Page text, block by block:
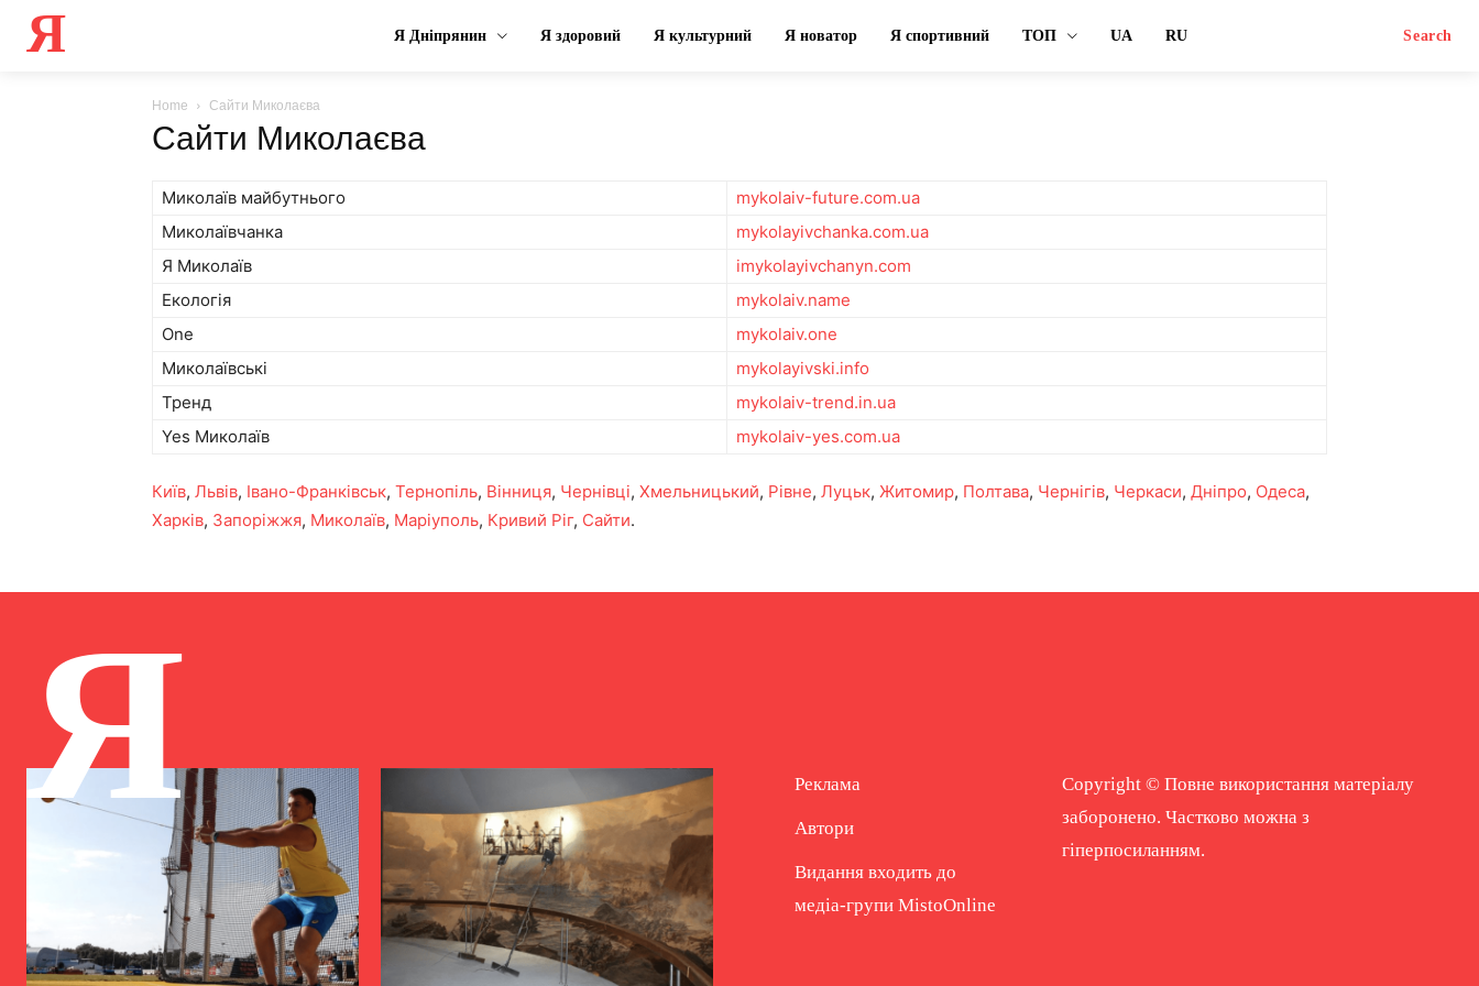
Я Я Дніпрянин Я здоровий Я культурний Я новатор Я спортивний ТОП UA RU Search
Home Сайти Миколаєва
Сайти Миколаєва
Миколаїв майбутнього
mykolaiv-future.com.ua
Миколаївчанка
mykolayivchanka.com.ua
Я Миколаїв
imykolayivchanyn.com
Екологія
mykolaiv.name
One
mykolaiv.one
Миколаївські
mykolayivski.info
Тренд
mykolaiv-trend.in.ua
Yes Миколаїв
mykolaiv-yes.com.ua
Київ, Львів, Івано-Франківськ, Тернопіль, Вінниця, Чернівці, Хмельницький, Рівне, Луцьк, Житомир, Полтава, Чернігів, Черкаси, Дніпро, Одеса,
Харків, Запоріжжя, Миколаїв, Маріуполь, Кривий Ріг, Сайти.
Я Реклама
Автори
Видання входить до
медіа-групи MistoOnline
Copyright © Повне використання матеріалу
заборонено. Частково можна з
гіперпосиланням.